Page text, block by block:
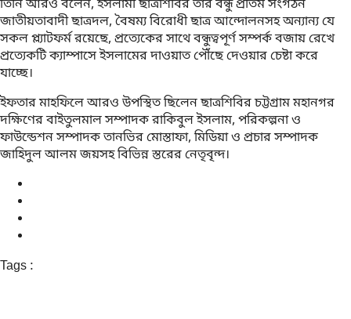
তিনি আরও বলেন, ইসলামী ছাত্রশিবির তার বন্ধু প্রতিম সংগঠন
জাতীয়তাবাদী ছাত্রদল, বৈষম্য বিরোধী ছাত্র আন্দোলনসহ অন্যান্য যে
সকল প্ল্যাটফর্ম রয়েছে, প্রত্যেকের সাথে বন্ধুত্বপূর্ণ সম্পর্ক বজায় রেখে
প্রত্যেকটি ক্যাম্পাসে ইসলামের দাওয়াত পৌঁছে দেওয়ার চেষ্টা করে
যাচ্ছে।
ইফতার মাহফিলে আরও উপস্থিত ছিলেন ছাত্রশিবির চট্টগ্রাম মহানগর
দক্ষিণের বাইতুলমাল সম্পাদক রাকিবুল ইসলাম, পরিকল্পনা ও
ফাউন্ডেশন সম্পাদক তানভির মোস্তাফা, মিডিয়া ও প্রচার সম্পাদক
জাহিদুল আলম জয়সহ বিভিন্ন স্তরের নেতৃবৃন্দ।
Tags :